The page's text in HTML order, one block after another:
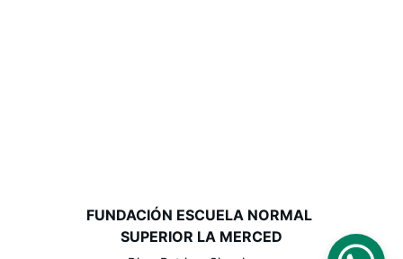
FUNDACIÓN ESCUELA NORMAL
SUPERIOR LA MERCED